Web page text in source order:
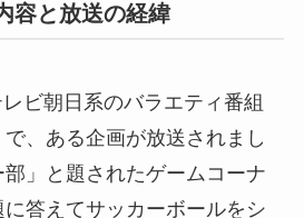
容と放送の経緯
ビ朝日系のバラエティ番組
で、ある企画が放送されまし
」と題されたゲームコーナ
答えてサッカーボールをシ